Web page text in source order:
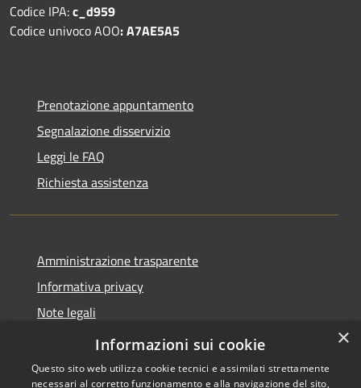
Codice IPA:c_d959
Codice univoco AOO: A7AE5A5
Prenotazione appuntamento
Segnalazione disservizio
Leggi le FAQ
Richiesta assistenza
Amministrazione trasparente
Informativa privacy
Note legali
Dichiarazione di accessibilità
×
Informazioni sui cookie
Questo sito web utilizza cookie tecnici e assimilati strettamente
necessari al corretto funzionamento e alla navigazione del sito,